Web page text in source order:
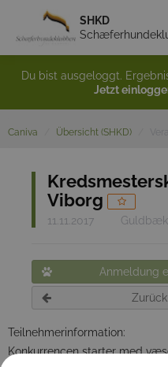
SHKD
Du bist ausgeloggt.
Jetzt
Caniva Übersicht (SHKD)
Viborg
11.11.2017
Anmeldung
Teilnehmerinformation:
Konkurrencen starter med